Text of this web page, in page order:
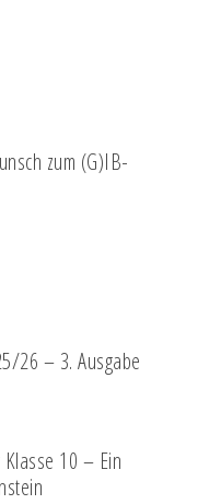
zum (G)IB-
26 – 3. Ausgabe
10 – Ein